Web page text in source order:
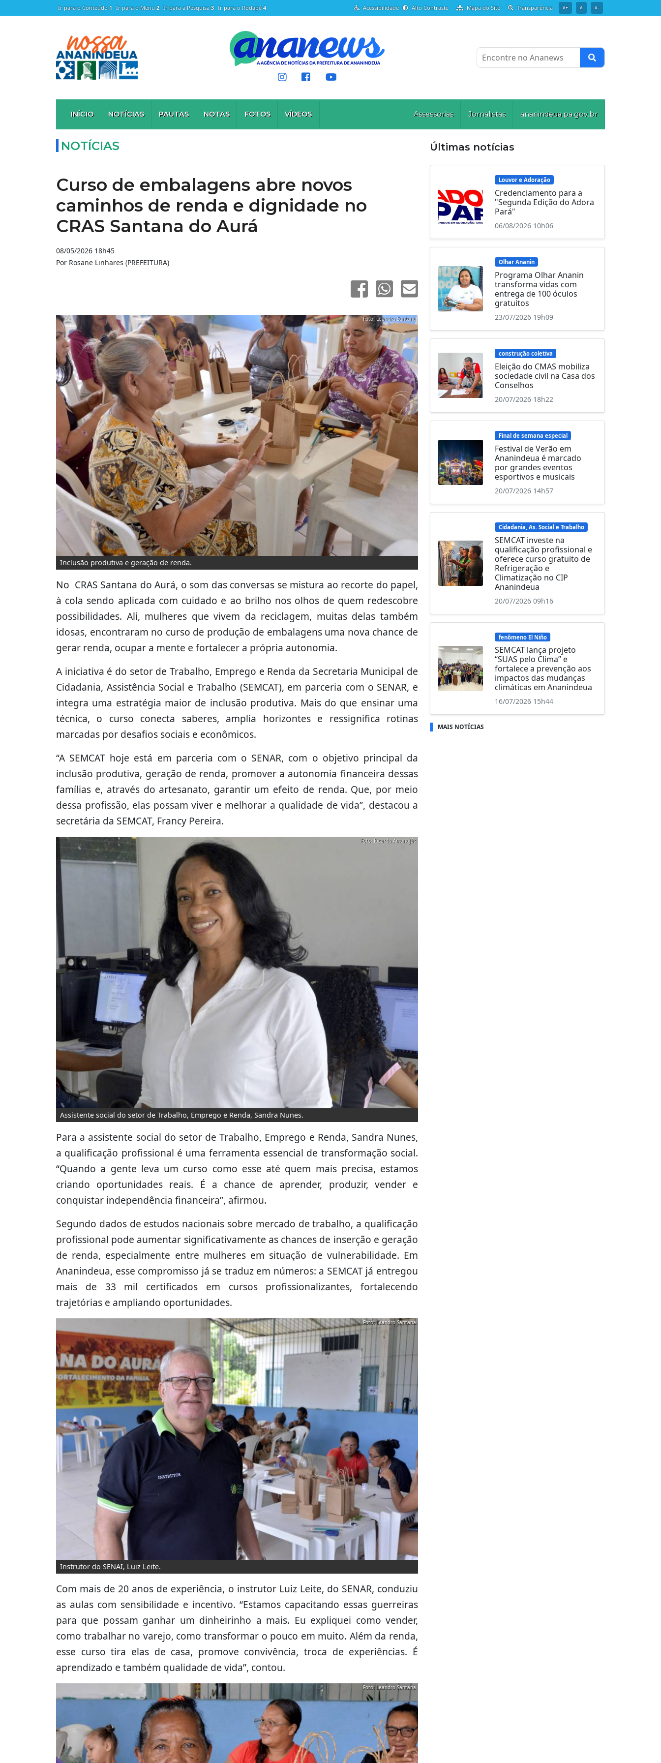
Ir para o Conteúdo 1 Ir para o Menu 2 Ir para a Pesquisa 3 Ir para o Rodapé4 Acessibilidade Alto Contraste Mapa do Site Transparência A+ A A-
Encontre no Ananews
INÍCIO NOTÍCIAS PAUTAS NOTAS FOTOS VÍDEOS Assessorias Jornalistas ananindeua.pa.gov.br
NOTÍCIAS
Curso de embalagens abre novos
caminhos de renda e dignidade no
CRAS Santana do Aurá
08/05/2026 18h45
Por Rosane Linhares (PREFEITURA)
Inclusão produtiva e geração de renda.
Foto: Leandro Santana
No CRAS Santana do Aurá, o som das conversas se mistura ao recorte do papel,
à cola sendo aplicada com cuidado e ao brilho nos olhos de quem redescobre
possibilidades. Ali, mulheres que vivem da reciclagem, muitas delas também
idosas, encontraram no curso de produção de embalagens uma nova chance de
gerar renda, ocupar a mente e fortalecer a própria autonomia.
A iniciativa é do setor de Trabalho, Emprego e Renda da Secretaria Municipal de
Cidadania, Assistência Social e Trabalho (SEMCAT), em parceria com o SENAR, e
integra uma estratégia maior de inclusão produtiva. Mais do que ensinar uma
técnica, o curso conecta saberes, amplia horizontes e ressignifica rotinas
marcadas por desafios sociais e econômicos.
“A SEMCAT hoje está em parceria com o SENAR, com o objetivo principal da
inclusão produtiva, geração de renda, promover a autonomia financeira dessas
famílias e, através do artesanato, garantir um efeito de renda. Que, por meio
dessa profissão, elas possam viver e melhorar a qualidade de vida”, destacou a
secretária da SEMCAT, Francy Pereira.
Assistente social do setor de Trabalho, Emprego e Renda, Sandra Nunes.
Foto: Ricardo Amanajás
Para a assistente social do setor de Trabalho, Emprego e Renda, Sandra Nunes,
a qualificação profissional é uma ferramenta essencial de transformação social.
“Quando a gente leva um curso como esse até quem mais precisa, estamos
criando oportunidades reais. É a chance de aprender, produzir, vender e
conquistar independência financeira”, afirmou.
Segundo dados de estudos nacionais sobre mercado de trabalho, a qualificação
profissional pode aumentar significativamente as chances de inserção e geração
de renda, especialmente entre mulheres em situação de vulnerabilidade. Em
Ananindeua, esse compromisso já se traduz em números: a SEMCAT já entregou
mais de 33 mil certificados em cursos profissionalizantes, fortalecendo
trajetórias e ampliando oportunidades.
Instrutor do SENAI, Luiz Leite.
Foto: Leandro Santana
Com mais de 20 anos de experiência, o instrutor Luiz Leite, do SENAR, conduziu
as aulas com sensibilidade e incentivo. “Estamos capacitando essas guerreiras
para que possam ganhar um dinheirinho a mais. Eu expliquei como vender,
como trabalhar no varejo, como transformar o pouco em muito. Além da renda,
esse curso tira elas de casa, promove convivência, troca de experiências. É
aprendizado e também qualidade de vida”, contou.
Foto: Leandro Santana
Últimas notícias
Louvor e Adoração
Credenciamento para a
"Segunda Edição do Adora
Pará"
06/08/2026 10h06
Olhar Ananin
Programa Olhar Ananin
transforma vidas com
entrega de 100 óculos
gratuitos
23/07/2026 19h09
construção coletiva
Eleição do CMAS mobiliza
sociedade civil na Casa dos
Conselhos
20/07/2026 18h22
Final de semana especial
Festival de Verão em
Ananindeua é marcado
por grandes eventos
esportivos e musicais
20/07/2026 14h57
Cidadania, As. Social e Trabalho
SEMCAT investe na
qualificação profissional e
oferece curso gratuito de
Refrigeração e
Climatização no CIP
Ananindeua
20/07/2026 09h16
fenômeno El Niño
SEMCAT lança projeto
“SUAS pelo Clima” e
fortalece a prevenção aos
impactos das mudanças
climáticas em Ananindeua
16/07/2026 15h44
MAIS NOTÍCIAS